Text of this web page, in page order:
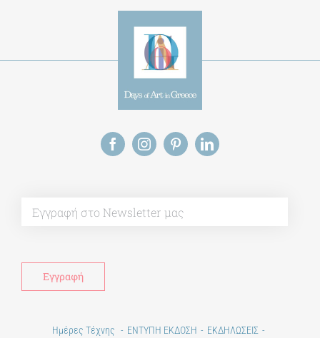
Ημέρες Τέχνης ΕΝΤΥΠΗ ΕΚΔΟΣΗ ΕΚΔΗΛΩΣΕΙΣ